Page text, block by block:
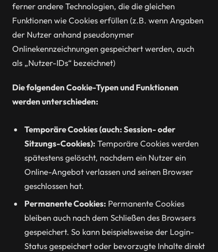
ferner andere Technologien, die die gleichen
Funktionen wie Cookies erfüllen (z.B. wenn Angaben
der Nutzer anhand pseudonymer
Onlinekennzeichnungen gespeichert werden, auch
als „Nutzer-IDs“ bezeichnet)
Die folgenden Cookie-Typen und Funktionen
werden unterschieden:
Temporäre Cookies (auch: Session- oder
Sitzungs-Cookies): Temporäre Cookies werden
spätestens gelöscht, nachdem ein Nutzer ein
Online-Angebot verlassen und seinen Browser
geschlossen hat.
Permanente Cookies: Permanente Cookies
bleiben auch nach dem Schließen des Browsers
gespeichert. So kann beispielsweise der Login-
Status gespeichert oder bevorzugte Inhalte direkt